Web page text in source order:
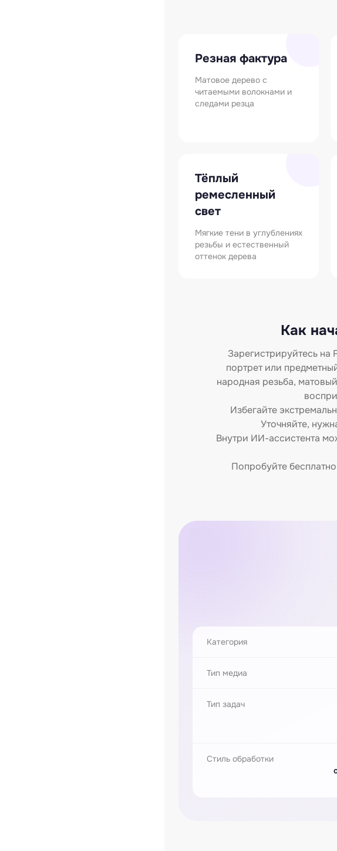
Резная фактура
Матовое дерево с
читаемыми волокнами и
следами резца
Тёплый
ремесленный
свет
Мягкие тени в углублениях
резьбы и естественный
оттенок дерева
Как
Зарегистрируйтесь на
портрет или
народная резьба,
Избегайте
Уточняйте,
Внутри ИИ-ассистента
Попробуйте
Категория
Тип медиа
Тип задач
Стиль обработки